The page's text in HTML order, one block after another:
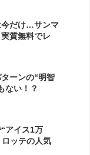
今だけ…サンマ
質無料でレ
ーンの“明智
ない！？
“アイス1万
ッテの人気